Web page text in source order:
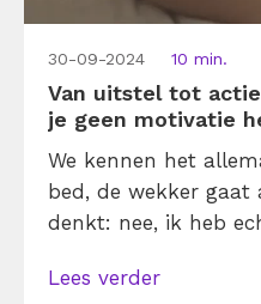
30-09-2024 10 min.
Van uitstel tot
je geen motivatie
We kennen het
bed, de wekker
denkt: nee, ik heb
naar buiten te
Lees verder